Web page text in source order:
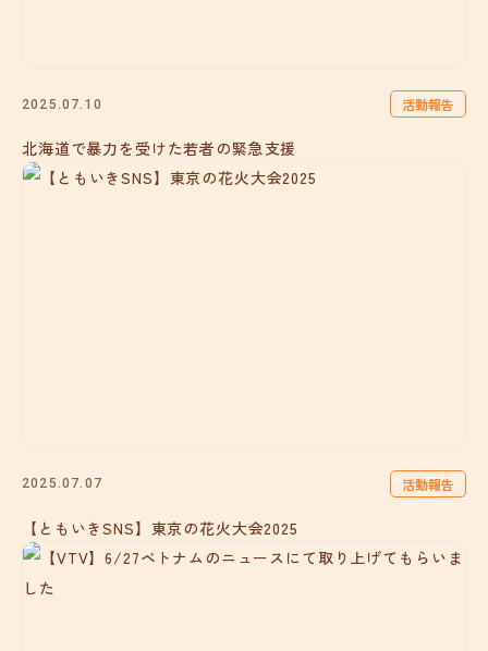
2025.07.10 活動報告
北海道で暴力を受けた若者の緊急支援
2025.07.07 活動報告
【ともいきSNS】東京の花火大会2025